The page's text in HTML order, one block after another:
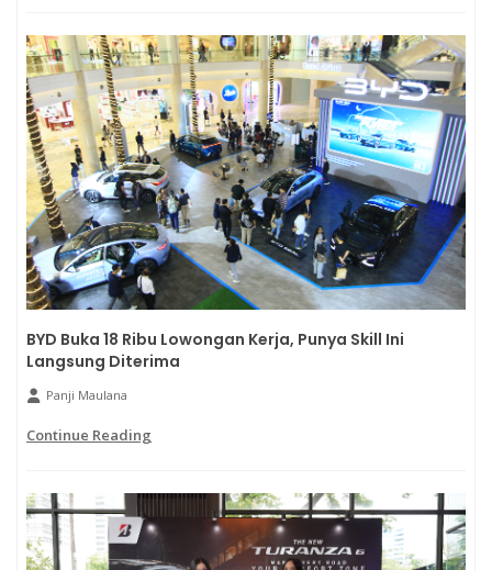
BYD Buka 18 Ribu Lowongan Kerja, Punya Skill Ini
Langsung Diterima
Panji Maulana
Continue Reading